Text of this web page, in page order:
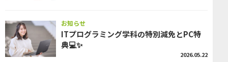
お知らせ
ITプログラミング学科の特別減免とPC特
典💻✨
2026.05.22